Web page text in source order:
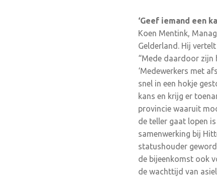
‘Geef iemand een
Koen Mentink,
Gelderland. Hij
“Mede daardoor zijn
‘Medewerkers met
snel in een hokje
kans en krijg er
provincie waaruit
de teller gaat lopen
samenwerking bij
statushouder
de bijeenkomst ook
de wachttijd van